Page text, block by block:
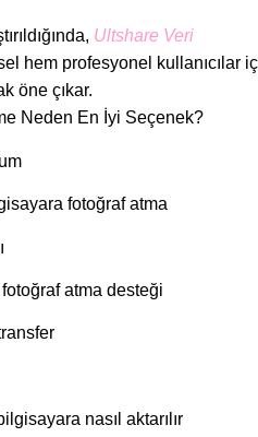
Ultshare Veri
hem profesyonel kullanıcılar
öne çıkar.
Neden En İyi Seçenek?
fotoğraf atma
atma desteği
nasıl aktarılır